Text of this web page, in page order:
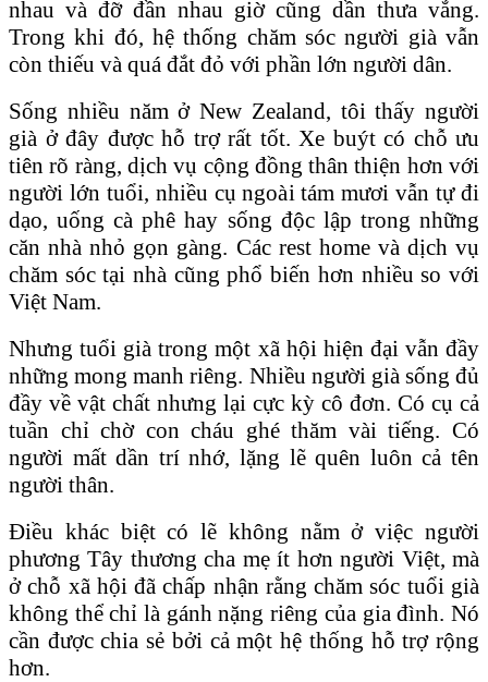
nhau và đỡ đần nhau giờ cũng dần thưa vắng.
Trong khi đó, hệ thống chăm sóc người già vẫn
còn thiếu và quá đắt đỏ với phần lớn người dân.
Sống nhiều năm ở New Zealand, tôi thấy người
già ở đây được hỗ trợ rất tốt. Xe buýt có chỗ ưu
tiên rõ ràng, dịch vụ cộng đồng thân thiện hơn với
người lớn tuổi, nhiều cụ ngoài tám mươi vẫn tự đi
dạo, uống cà phê hay sống độc lập trong những
căn nhà nhỏ gọn gàng. Các rest home và dịch vụ
chăm sóc tại nhà cũng phổ biến hơn nhiều so với
Việt Nam.
Nhưng tuổi già trong một xã hội hiện đại vẫn đầy
những mong manh riêng. Nhiều người già sống đủ
đầy về vật chất nhưng lại cực kỳ cô đơn. Có cụ cả
tuần chỉ chờ con cháu ghé thăm vài tiếng. Có
người mất dần trí nhớ, lặng lẽ quên luôn cả tên
người thân.
Điều khác biệt có lẽ không nằm ở việc người
phương Tây thương cha mẹ ít hơn người Việt, mà
ở chỗ xã hội đã chấp nhận rằng chăm sóc tuổi già
không thể chỉ là gánh nặng riêng của gia đình. Nó
cần được chia sẻ bởi cả một hệ thống hỗ trợ rộng
hơn.